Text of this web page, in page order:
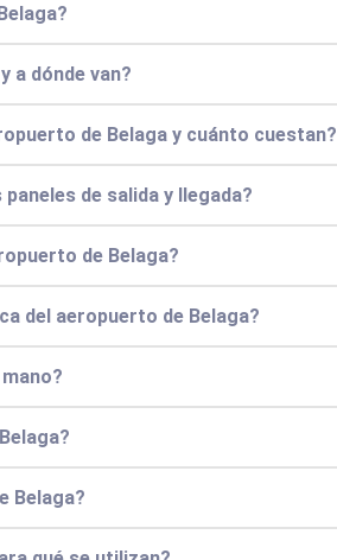
a dónde van?
de Belaga y cuánto cuestan?
de salida y llegada?
de Belaga?
del aeropuerto de Belaga?
Belaga?